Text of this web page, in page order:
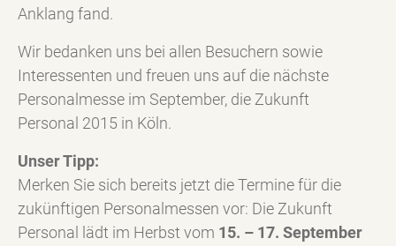
Anklang fand.
Wir bedanken uns bei allen Besuchern sowie
Interessenten und freuen uns auf die nächste
Personalmesse im September, die Zukunft
Personal 2015 in Köln.
Unser Tipp:
Merken Sie sich bereits jetzt die Termine für die
zukünftigen Personalmessen vor: Die Zukunft
Personal lädt im Herbst vom 15. – 17. September